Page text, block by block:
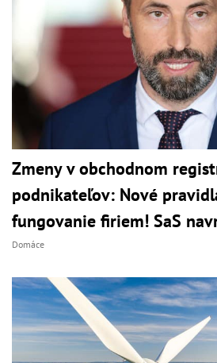
Zmeny v obchodnom
podnikateľov: Nové
fungovanie firiem! SaS
Domáce